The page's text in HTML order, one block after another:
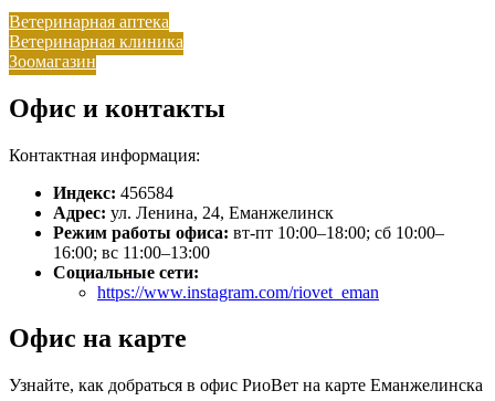
Ветеринарная аптека
Ветеринарная клиника
Зоомагазин
Офис и контакты
Контактная информация:
Индекс: 456584
Адрес: ул. Ленина, 24, Еманжелинск
Режим работы офиса: вт-пт 10:00–18:00; сб 10:00–
16:00; вс 11:00–13:00
Социальные сети:
https://www.instagram.com/riovet_eman
Офис на карте
Узнайте, как добраться в офис РиоВет на карте Еманжелинска